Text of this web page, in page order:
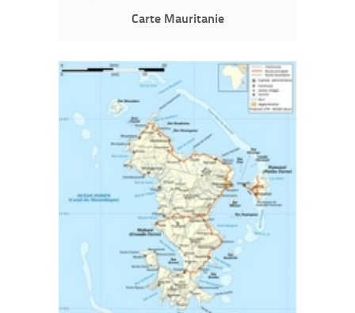
Carte Mauritanie